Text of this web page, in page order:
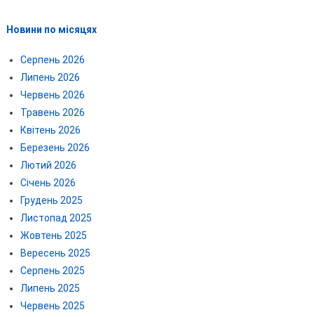
Новини по місяцях
Серпень 2026
Липень 2026
Червень 2026
Травень 2026
Квітень 2026
Березень 2026
Лютий 2026
Січень 2026
Грудень 2025
Листопад 2025
Жовтень 2025
Вересень 2025
Серпень 2025
Липень 2025
Червень 2025